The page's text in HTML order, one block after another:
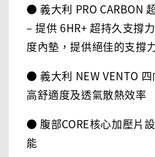
● 義大利 PRO CARBON
– 提供 6HR+ 超持久支撐
度內墊，提供絕佳的支撐
● 義大利 NEW VENTO
高舒適度及透氣散熱效率
● 腹部CORE核心加壓片
能